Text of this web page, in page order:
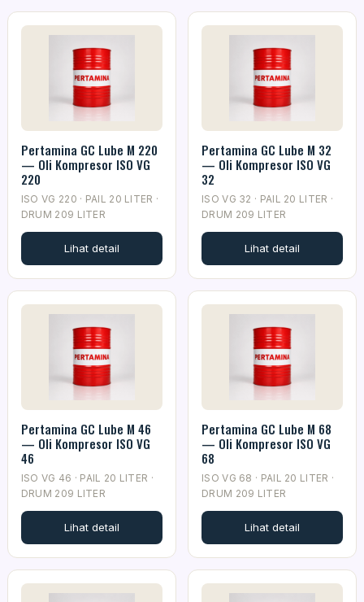
Pertamina GC Lube M 220
— Oli Kompresor ISO VG
220
ISO VG 220 · PAIL 20 LITER ·
DRUM 209 LITER
Lihat detail
Pertamina GC Lube M 32
— Oli Kompresor ISO VG
32
ISO VG 32 · PAIL 20 LITER ·
DRUM 209 LITER
Lihat detail
Pertamina GC Lube M 46
— Oli Kompresor ISO VG
46
ISO VG 46 · PAIL 20 LITER ·
DRUM 209 LITER
Lihat detail
Pertamina GC Lube M 68
— Oli Kompresor ISO VG
68
ISO VG 68 · PAIL 20 LITER ·
DRUM 209 LITER
Lihat detail